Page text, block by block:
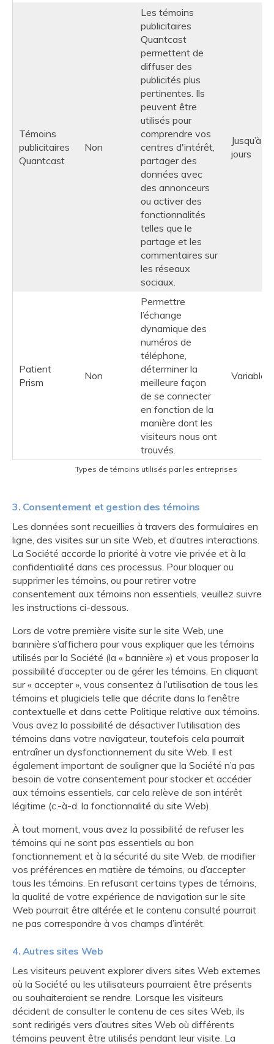
Types de témoins utilisés par les entreprises
Témoins
publicitaires
Quantcast
Non
Les témoins
publicitaires
Quantcast
permettent de
diffuser des
publicités plus
pertinentes. Ils
peuvent être
utilisés pour
comprendre vos
centres d'intérêt,
partager des
données avec
des annonceurs
ou activer des
fonctionnalités
telles que le
partage et les
commentaires sur
les réseaux
sociaux.
Jusqu’à
jours
Patient
Prism
Non
Permettre
l’échange
dynamique des
numéros de
téléphone,
déterminer la
meilleure façon
de se connecter
en fonction de la
manière dont les
visiteurs nous ont
trouvés.
Variable
3. Consentement et gestion des témoins
Les données sont recueillies à travers des formulaires en
ligne, des visites sur un site Web, et d’autres interactions.
La Société accorde la priorité à votre vie privée et à la
confidentialité dans ces processus. Pour bloquer ou
supprimer les témoins, ou pour retirer votre
consentement aux témoins non essentiels, veuillez suivre
les instructions ci-dessous.
Lors de votre première visite sur le site Web, une
bannière s’affichera pour vous expliquer que les témoins
utilisés par la Société (la « bannière ») et vous proposer la
possibilité d’accepter ou de gérer les témoins. En cliquant
sur « accepter », vous consentez à l’utilisation de tous les
témoins et plugiciels telle que décrite dans la fenêtre
contextuelle et dans cette Politique relative aux témoins.
Vous avez la possibilité de désactiver l’utilisation des
témoins dans votre navigateur, toutefois cela pourrait
entraîner un dysfonctionnement du site Web. Il est
également important de souligner que la Société n’a pas
besoin de votre consentement pour stocker et accéder
aux témoins essentiels, car cela relève de son intérêt
légitime (c.-à-d. la fonctionnalité du site Web).
À tout moment, vous avez la possibilité de refuser les
témoins qui ne sont pas essentiels au bon
fonctionnement et à la sécurité du site Web, de modifier
vos préférences en matière de témoins, ou d’accepter
tous les témoins. En refusant certains types de témoins,
la qualité de votre expérience de navigation sur le site
Web pourrait être altérée et le contenu consulté pourrait
ne pas correspondre à vos champs d’intérêt.
4. Autres sites Web
Les visiteurs peuvent explorer divers sites Web externes
où la Société ou les utilisateurs pourraient être présents
ou souhaiteraient se rendre. Lorsque les visiteurs
décident de consulter le contenu de ces sites Web, ils
sont redirigés vers d’autres sites Web où différents
témoins peuvent être utilisés pendant leur visite. La